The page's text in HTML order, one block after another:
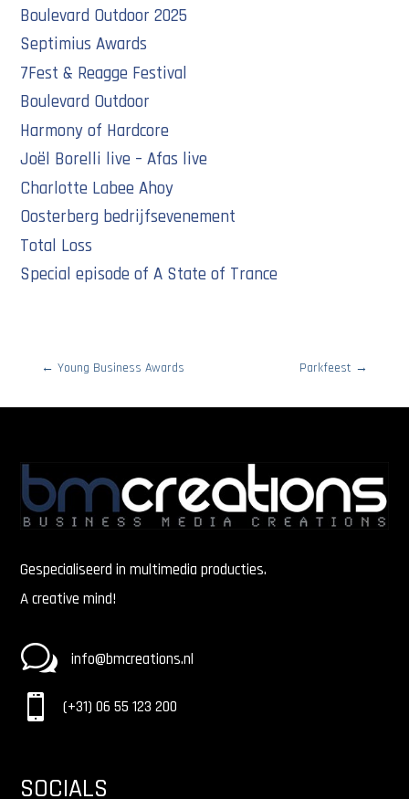
Boulevard Outdoor 2025
Septimius Awards
7Fest & Reagge Festival
Boulevard Outdoor
Harmony of Hardcore
Joël Borelli live – Afas live
Charlotte Labee Ahoy
Oosterberg bedrijfsevenement
Total Loss
Special episode of A State of Trance
← Young Business Awards Parkfeest →
Gespecialiseerd in multimedia producties.
A creative mind!
w info@bmcreations.nl
 (+31) 06 55 123 200
SOCIALS